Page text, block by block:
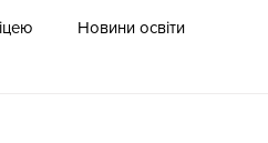
Новини освіти